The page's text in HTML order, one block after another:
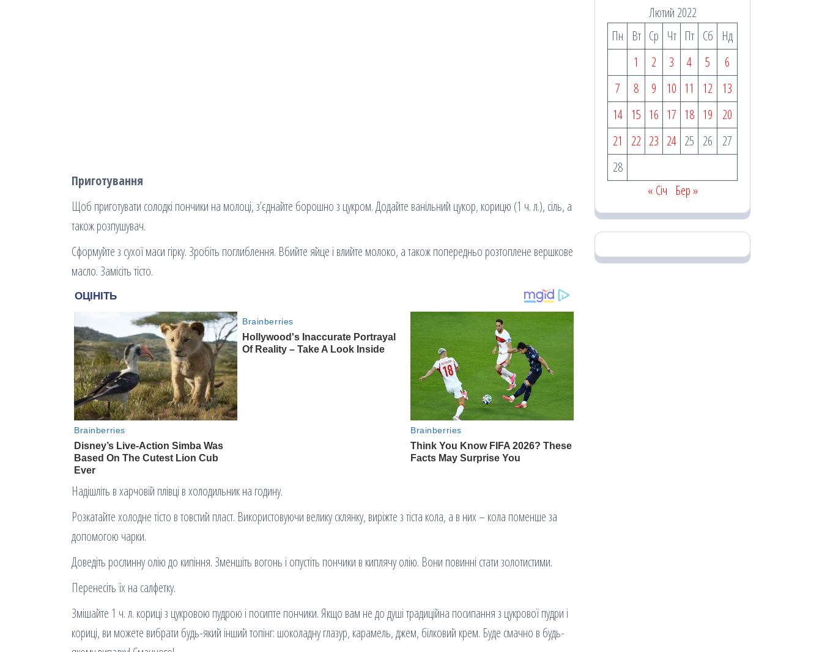
Приготування
Щоб приготувати солодкі пончики на молоці, з’єднайте борошно з цукром. Додайте ванільний цукор, корицю (1 ч. л.), сіль, а
також розпушувач.
Сформуйте з сухої маси гірку. Зробіть поглиблення. Вбийте яйце і влийте молоко, а також попередньо розтоплене вершкове
масло. Замісіть тісто.
Надішліть в харчовій плівці в холодильник на годину.
Розкатайте холодне тісто в товстий пласт. Використовуючи велику склянку, виріжте з тіста кола, а в них – кола поменше за
допомогою чарки.
Доведіть рослинну олію до кипіння. Зменшіть вогонь і опустіть пончики в киплячу олію. Вони повинні стати золотистими.
Перенесіть їх на салфетку.
Змішайте 1 ч. л. кориці з цукровою пудрою і посипте пончики. Якщо вам не до душі традиційна посипання з цукрової пудри і
кориці, ви можете вибрати будь-який інший топінг: шоколадну глазур, карамель, джем, білковий крем. Буде смачно в будь-
Лютий 2022
Пн
Вт Ср Чт Пт Сб
Нд
1
2 3 4 5
6
7
8 9 10 11 12
13
14 15 16 17 18 19
20
21
22 23 24 25 26
27
28
« Січ Бер »